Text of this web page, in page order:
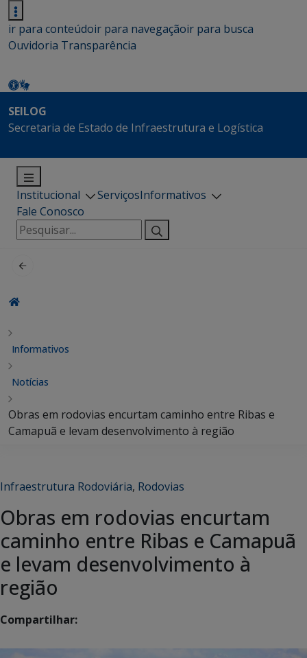
ir para conteúdoir para navegaçãoir para busca
Ouvidoria Transparência
SEILOG
Secretaria de Estado de Infraestrutura e Logística
Institucional ServiçosInformativos
Fale Conosco
Pesquisar
por:
Informativos
Notícias
Obras em rodovias encurtam caminho entre Ribas e
Camapuã e levam desenvolvimento à região
Infraestrutura Rodoviária, Rodovias
Obras em rodovias encurtam
caminho entre Ribas e Camapuã
e levam desenvolvimento à
região
Compartilhar: